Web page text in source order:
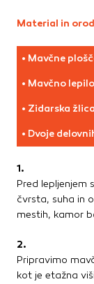
Material in
• Mavčne
• Mavčno lepilo
• Zidarska žlica
• Dvoje
1.
Pred lepljenjem
čvrsta, suha in
mestih, kamor
2.
Pripravimo
kot je etažna
Partnerska
Pri delu
brskalnika in